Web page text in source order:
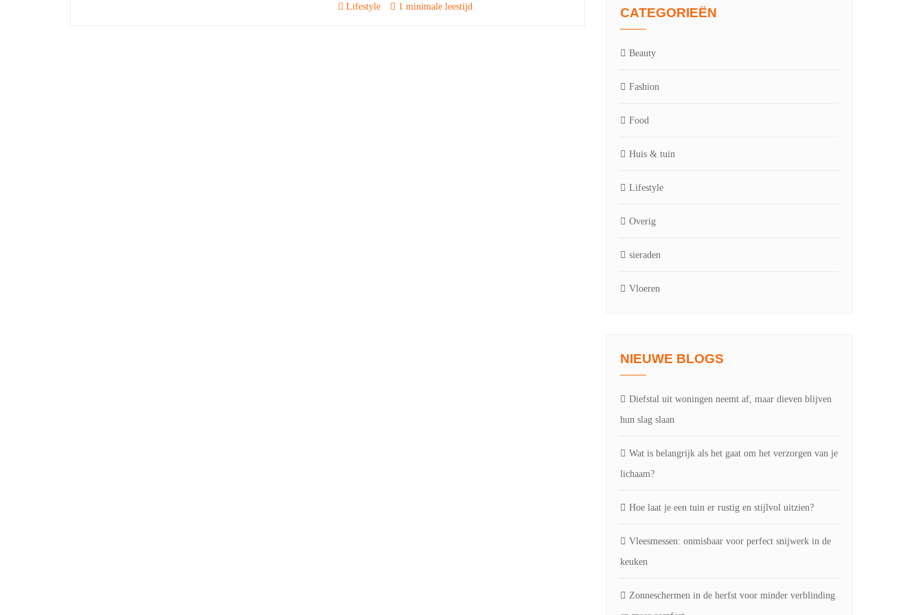
Lifestyle 1 minimale leestijd CATEGORIEËN
Beauty
Fashion
Food
Huis & tuin
Lifestyle
Overig
sieraden
Vloeren
NIEUWE BLOGS
Diefstal uit woningen neemt af, maar dieven blijven
hun slag slaan
Wat is belangrijk als het gaat om het verzorgen van je
lichaam?
Hoe laat je een tuin er rustig en stijlvol uitzien?
Vleesmessen: onmisbaar voor perfect snijwerk in de
keuken
Zonneschermen in de herfst voor minder verblinding